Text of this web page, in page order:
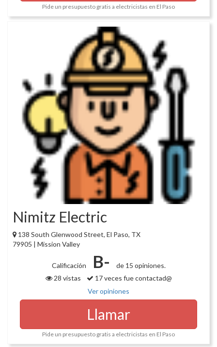
Pide un presupuesto gratis a electricistas en El Paso
Nimitz Electric
138 South Glenwood Street, El Paso, TX
79905 | Mission Valley
Calificación B-
de 15 opiniones.
28 vistas
17 veces fue contactad@
Ver opiniones
Llamar
Pide un presupuesto gratis a electricistas en El Paso